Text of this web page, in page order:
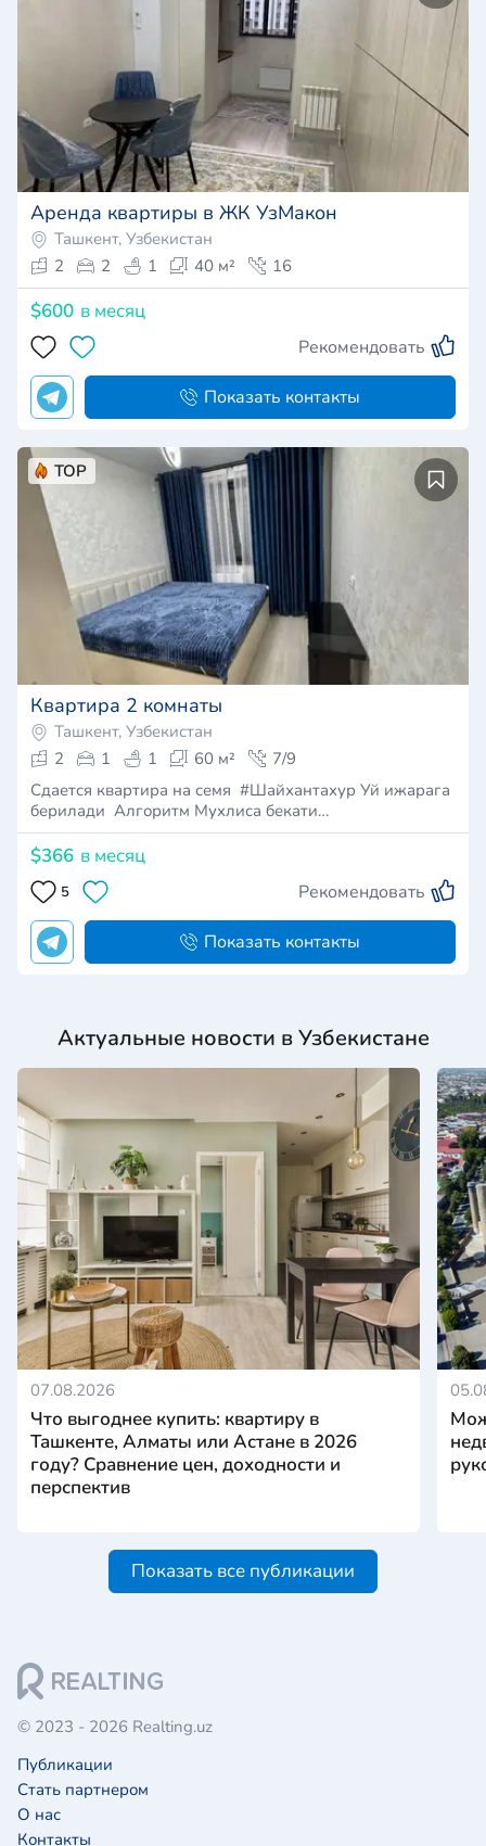
Аренда квартиры в ЖК УзМакон
Ташкент, Узбекистан
2
2 1 40 м² 16
$600 в месяц
Рекомендовать
Показать контакты
TOP
Квартира 2 комнаты
Ташкент, Узбекистан
2
1 1 60 м²
7/9
Сдается квартира на семя #Шайхантахур Уй ижарага
берилади Алгоритм Мухлиса бекати…
$366 в месяц
5 Рекомендовать
Показать контакты
Актуальные новости в Узбекистане
07.08.2026
Что выгоднее купить: квартиру в
Ташкенте, Алматы или Астане в 2026
году? Сравнение цен, доходности и
перспектив
Показать все публикации
© 2023 - 2026 Realting.uz
Публикации
Стать партнером
О нас
Контакты